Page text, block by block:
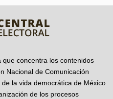
concentra los contenidos
Nacional de Comunicación
la vida democrática de México
de los procesos